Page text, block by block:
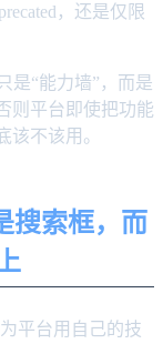
，还是仅限
是“能力墙”，而是
则平台即使把功能
该不该用。
搜索框，而
平台用自己的技